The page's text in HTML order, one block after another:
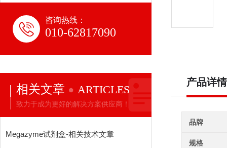
咨询热线：
010-62817090
相关文章 ARTICLES
致力于成为更好的解决方案供应商！
Megazyme试剂盒-相关技术文章
产品详情
品牌
规格